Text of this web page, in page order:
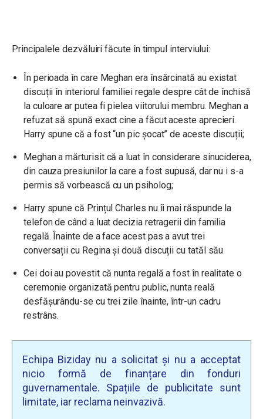
Principalele dezvăluiri făcute în timpul interviului:
În perioada în care Meghan era însărcinată au existat
discuții în interiorul familiei regale despre cât de închisă
la culoare ar putea fi pielea viitorului membru. Meghan a
refuzat să spună exact cine a făcut aceste aprecieri.
Harry spune că a fost “un pic șocat” de aceste discuții;
Meghan a mărturisit că a luat în considerare sinuciderea,
din cauza presiunilor la care a fost supusă, dar nu i s-a
permis să vorbească cu un psiholog;
Harry spune că Prințul Charles nu îi mai răspunde la
telefon de când a luat decizia retragerii din familia
regală. Înainte de a face acest pas a avut trei
conversații cu Regina și două discuții cu tatăl său
Cei doi au povestit că nunta regală a fost în realitate o
ceremonie organizată pentru public, nunta reală
desfășurându-se cu trei zile înainte, într-un cadru
restrâns.
Echipa Biziday nu a solicitat și nu a acceptat
nicio formă de finanțare din fonduri
guvernamentale. Spațiile de publicitate sunt
limitate, iar reclama neinvazivă.